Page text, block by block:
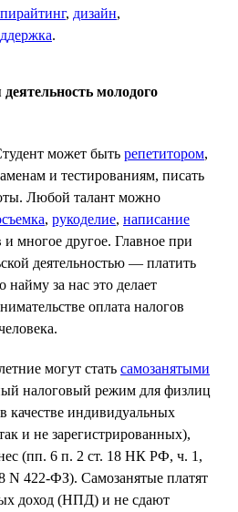
, дизайн,
.
молодого
может быть репетитором,
и тестированиям, писать
Любой талант можно
, рукоделие, написание
и многое другое. Главное при
деятельностью — платить
найму за нас это делает
оплата налогов
могут стать самозанятыми
налоговый режим для физлиц
качестве индивидуальных
и не зарегистрированных),
(пп. 6 п. 2 ст. 18 НК РФ, ч. 1,
N 422-ФЗ). Самозанятые платят
доход (НПД) и не сдают